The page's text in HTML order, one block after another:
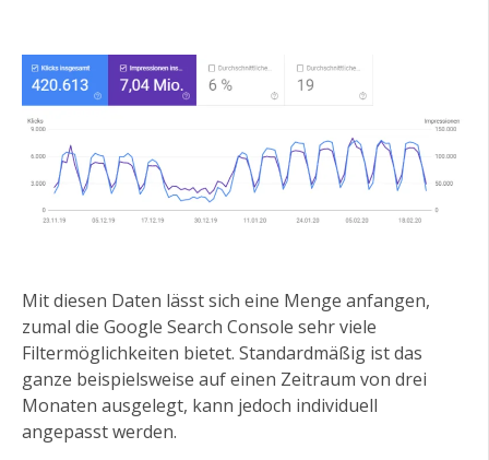
Mit diesen Daten lässt sich eine Menge anfangen,
zumal die Google Search Console sehr viele
Filtermöglichkeiten bietet. Standardmäßig ist das
ganze beispielsweise auf einen Zeitraum von drei
Monaten ausgelegt, kann jedoch individuell
angepasst werden.